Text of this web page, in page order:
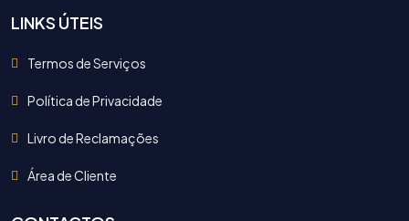
LINKS ÚTEIS
Termos de Serviços
Política de Privacidade
Livro de Reclamações
Área de Cliente